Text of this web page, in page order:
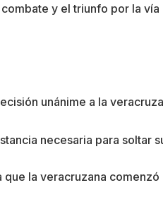
y el triunfo por la
unánime a la
necesaria para soltar
la veracruzana comenzó